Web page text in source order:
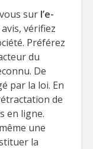
sur l’e-
vérifiez
Préférez
du
De
par la loi. En
de
en ligne.
une
la